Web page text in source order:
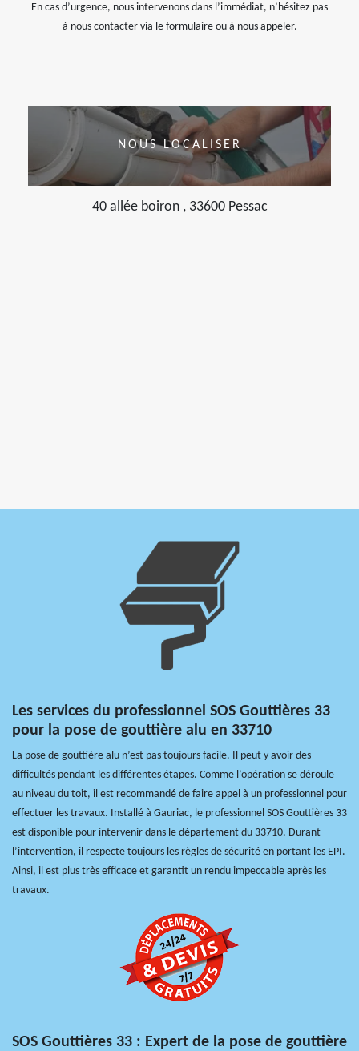
En cas d’urgence, nous intervenons dans l’immédiat, n’hésitez pas
à nous contacter via le formulaire ou à nous appeler.
NOUS LOCALISER
40 allée boiron , 33600 Pessac
Les services du professionnel SOS Gouttières 33
pour la pose de gouttière alu en 33710
La pose de gouttière alu n’est pas toujours facile. Il peut y avoir des
difficultés pendant les différentes étapes. Comme l’opération se déroule
au niveau du toit, il est recommandé de faire appel à un professionnel pour
effectuer les travaux. Installé à Gauriac, le professionnel SOS Gouttières 33
est disponible pour intervenir dans le département du 33710. Durant
l’intervention, il respecte toujours les règles de sécurité en portant les EPI.
Ainsi, il est plus très efficace et garantit un rendu impeccable après les
travaux.
SOS Gouttières 33 : Expert de la pose de gouttière